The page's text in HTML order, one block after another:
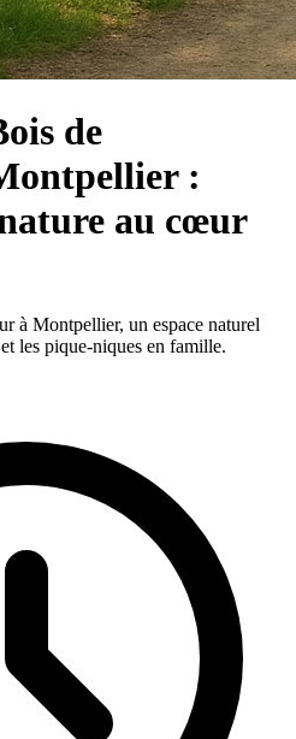
de
:
au cœur
à Montpellier, un espace naturel
les pique-niques en famille.